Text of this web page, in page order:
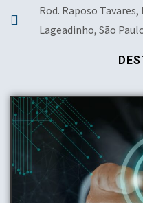
Rod. Raposo
Lageadinho, São